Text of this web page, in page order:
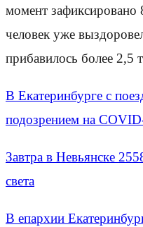
момент
человек уже
прибавилось более 2,5
В Екатеринбурге с
подозрением на
Завтра в Невьянске
света
В епархии